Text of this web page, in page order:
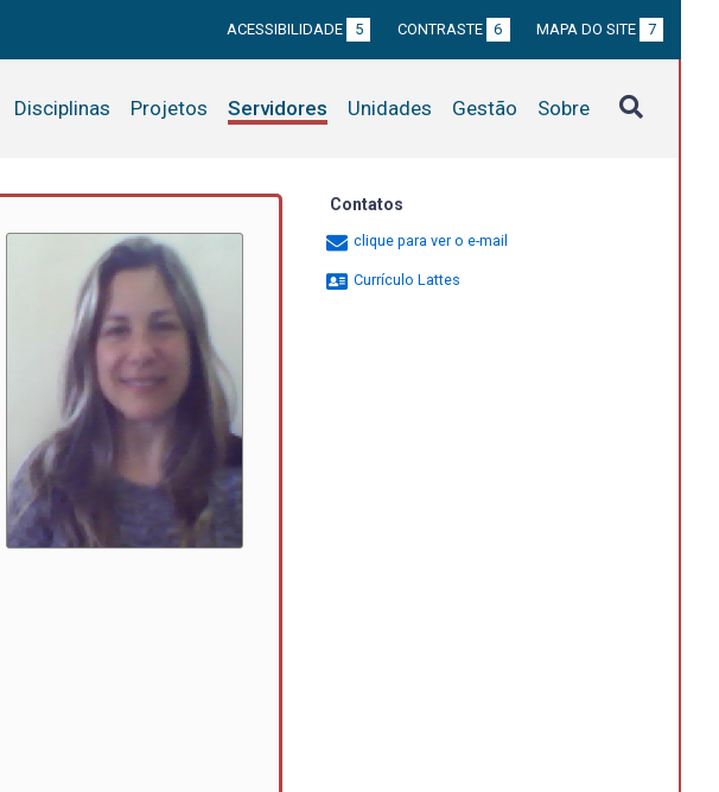
ACESSIBILIDADE 5 CONTRASTE 6 MAPA DO SITE 7
Disciplinas Projetos Servidores Unidades Gestão Sobre
Contatos
clique para ver o e-mail
Currículo Lattes